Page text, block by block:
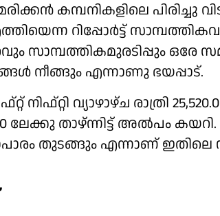
കമ്പനികളിലെ പിരിച്ചു
റിപ്പോര്‍ട്ട്
സാമ്പത്തികമുരടിപ്പും ഒരേ
നീങ്ങും എന്നാണു ഭയപ്പാട്.
നിഫ്റ്റി വ്യാഴാഴ്ച രാത്രി
ലേക്കു താഴ്ന്നിട്ട് അല്‍പം
തുടങ്ങും എന്നാണ്